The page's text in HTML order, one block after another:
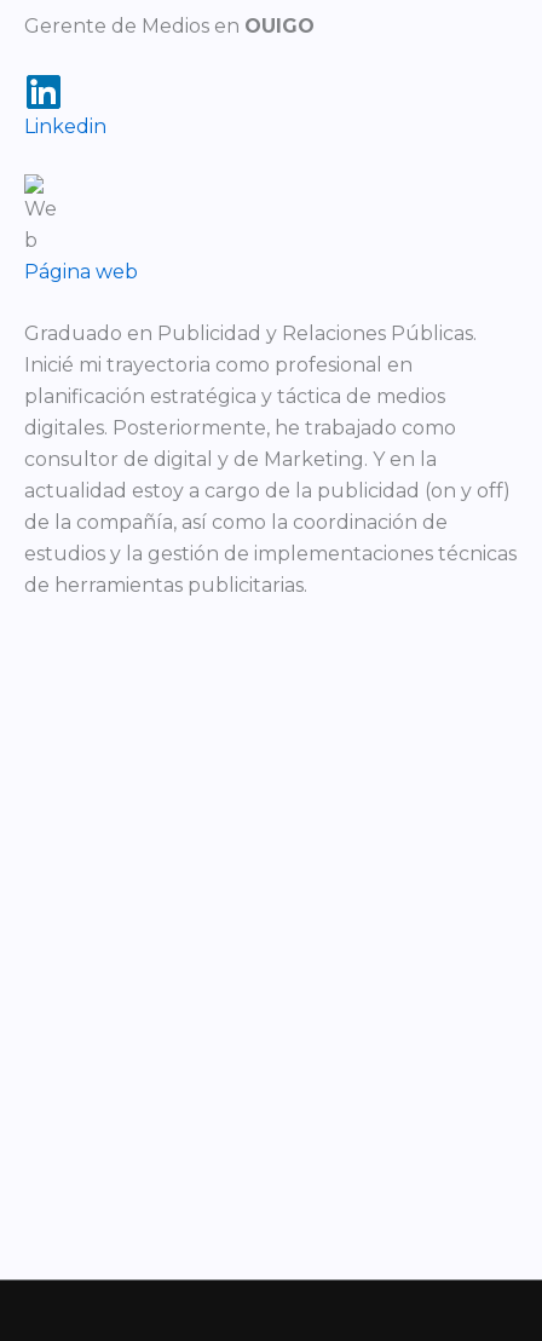
Gerente de Medios en OUIGO
Linkedin
Página web
Graduado en Publicidad y Relaciones Públicas.
Inicié mi trayectoria como profesional en
planificación estratégica y táctica de medios
digitales. Posteriormente, he trabajado como
consultor de digital y de Marketing. Y en la
actualidad estoy a cargo de la publicidad (on y off)
de la compañía, así como la coordinación de
estudios y la gestión de implementaciones técnicas
de herramientas publicitarias.